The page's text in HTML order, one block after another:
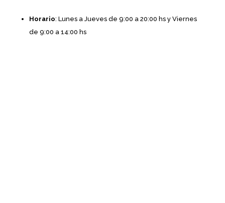
Horario: Lunes a Jueves de 9:00 a 20:00 hs y Viernes
de 9:00 a 14:00 hs